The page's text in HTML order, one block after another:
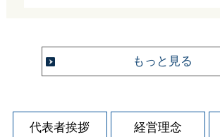
もっと見る
代表者挨拶 経営理念